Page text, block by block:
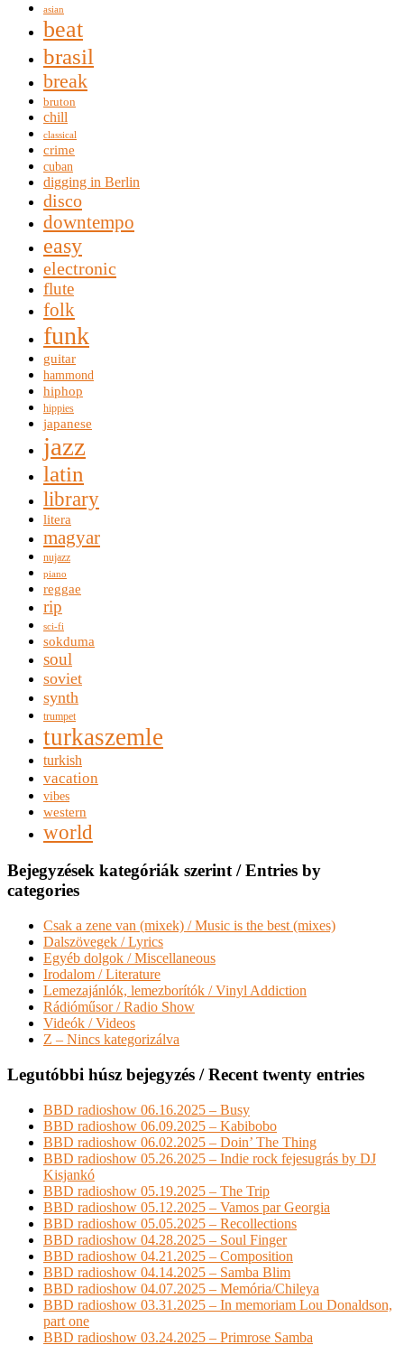
asian
beat
brasil
break
bruton
chill
classical
crime
cuban
digging in Berlin
disco
downtempo
easy
electronic
flute
folk
funk
guitar
hammond
hiphop
hippies
japanese
jazz
latin
library
litera
magyar
nujazz
piano
reggae
rip
sci-fi
sokduma
soul
soviet
synth
trumpet
turkaszemle
turkish
vacation
vibes
western
world
Bejegyzések kategóriák szerint / Entries by
categories
Csak a zene van (mixek) / Music is the best (mixes)
Dalszövegek / Lyrics
Egyéb dolgok / Miscellaneous
Irodalom / Literature
Lemezajánlók, lemezborítók / Vinyl Addiction
Rádióműsor / Radio Show
Videók / Videos
Z – Nincs kategorizálva
Legutóbbi húsz bejegyzés / Recent twenty entries
BBD radioshow 06.16.2025 – Busy
BBD radioshow 06.09.2025 – Kabibobo
BBD radioshow 06.02.2025 – Doin’ The Thing
BBD radioshow 05.26.2025 – Indie rock fejesugrás by DJ
Kisjankó
BBD radioshow 05.19.2025 – The Trip
BBD radioshow 05.12.2025 – Vamos par Georgia
BBD radioshow 05.05.2025 – Recollections
BBD radioshow 04.28.2025 – Soul Finger
BBD radioshow 04.21.2025 – Composition
BBD radioshow 04.14.2025 – Samba Blim
BBD radioshow 04.07.2025 – Memória/Chileya
BBD radioshow 03.31.2025 – In memoriam Lou Donaldson,
part one
BBD radioshow 03.24.2025 – Primrose Samba